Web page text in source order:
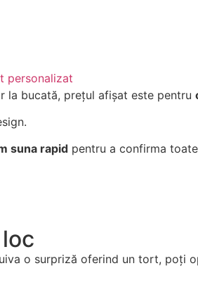
personalizat
la bucată, prețul afișat este pentru
suna rapid pentru a confirma
o surpriză oferind un tort, poți